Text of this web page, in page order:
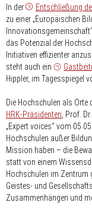
In der Entschließung
zu einer „Europäischen
das Potenzial der
Initiativen effizienter
steht auch ein
Hippler, im Tagesspiegel
Die Hochschulen als Orte
HRK-Präsidenten , Prof.
„Expert voices“ vom
Hochschulen außer
Mission haben – die
statt von einem
Hochschulen im Zentrum
Geistes- und
Zusammenhängen und